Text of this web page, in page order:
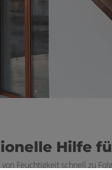
Hilfe
Feuchtigkeit schnell zu